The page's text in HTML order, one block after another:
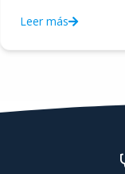
Leer más